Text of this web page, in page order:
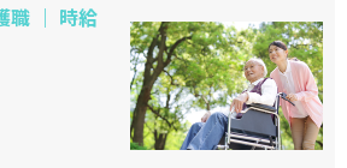
職 ｜ 時給